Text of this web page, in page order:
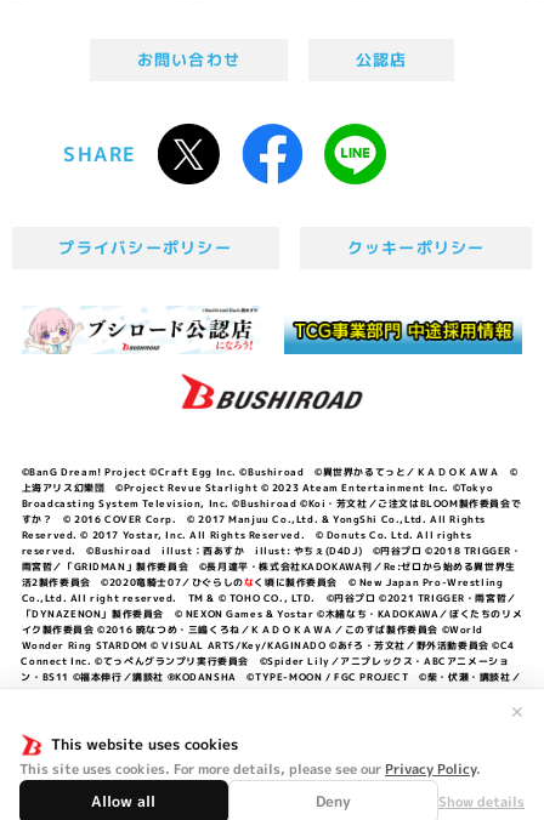
This website uses cookies
This site uses cookies. For more details, please see our Privacy Policy.
Allow all Deny Show details
✕
お問い合わせ 公認店
SHARE
プライバシーポリシー クッキーポリシー
©BanG Dream! Project ©Craft Egg Inc. ©Bushiroad ©異世界かるてっと／ＫＡＤＯＫＡＷＡ ©
上海アリス幻樂団 ©Project Revue Starlight © 2023 Ateam Entertainment Inc. ©Tokyo
Broadcasting System Television, Inc. ©Bushiroad ©Koi・芳文社／ご注文はBLOOM製作委員会で
すか？ © 2016 COVER Corp. © 2017 Manjuu Co.,Ltd. & YongShi Co.,Ltd. All Rights
Reserved. © 2017 Yostar, Inc. All Rights Reserved. © Donuts Co. Ltd. All rights
reserved. ©Bushiroad illust：西あすか illust: やちぇ(D4DJ) ©円谷プロ ©2018 TRIGGER・
雨宮哲／「GRIDMAN」製作委員会 ©長月達平・株式会社KADOKAWA刊／Re:ゼロから始める異世界生
活2製作委員会 ©2020竜騎士07／ひぐらしのなく頃に製作委員会 © New Japan Pro-Wrestling
Co.,Ltd. All right reserved. TM & © TOHO CO., LTD. ©円谷プロ ©2021 TRIGGER・雨宮哲／
「DYNAZENON」製作委員会 © NEXON Games & Yostar ©木緒なち・KADOKAWA／ぼくたちのリメ
イク製作委員会 ©2016 暁なつめ・三嶋くろね／ＫＡＤＯＫＡＷＡ／このすば製作委員会 ©World
Wonder Ring STARDOM © VISUAL ARTS/Key/KAGINADO ©あfろ・芳文社／野外活動委員会 ©C4
Connect Inc. ©てっぺんグランプリ実行委員会 ©Spider Lily／アニプレックス・ABCアニメーショ
ン・BS11 ©福本伸行／講談社 ®KODANSHA ©TYPE-MOON / FGC PROJECT ©柴・伏瀬・講談社／
©中村力斗・野澤ゆき子／集英社・君のことが大大大大大好きな製作委員会 ©IIS-P／ぽんのみち製作委
員会 ©円谷プロ ©2023 TRIGGER・雨宮哲／「劇場版グリッドマンユニバース」製作委員会 © NEXON
Games／アビドス商店街 ©プロジェクトラブライブ！蓮ノ空女学院スクールアイドルクラブ ©「勇気爆
発バーンブレイバーン」製作委員会